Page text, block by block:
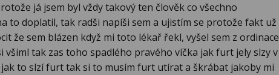
já jsem byl vždy takový ten člověk co všechno
to doplatil, tak radši napíši sem a ujistím se protože fakt už
že sem blázen když mi toto lékař řekl, vyšel sem z ordinace
všiml tak zas toho spadlého pravého víčka jak furt jely slzy v
to slzí furt tak si to musím furt utírat a škrábat jakoby mi